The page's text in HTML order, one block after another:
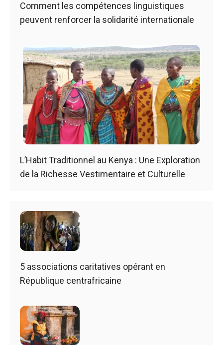
Comment les compétences linguistiques
peuvent renforcer la solidarité internationale
L’Habit Traditionnel au Kenya : Une Exploration
de la Richesse Vestimentaire et Culturelle
5 associations caritatives opérant en
République centrafricaine